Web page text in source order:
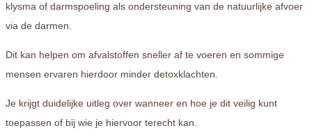
klysma of darmspoeling als ondersteuning van de natuurlijke afvoer
via de darmen.
Dit kan helpen om afvalstoffen sneller af te voeren en sommige
mensen ervaren hierdoor minder detoxklachten.
Je krijgt duidelijke uitleg over wanneer en hoe je dit veilig kunt
toepassen of bij wie je hiervoor terecht kan.